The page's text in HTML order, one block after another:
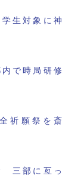
生対象に神
で時局研修
祈願祭を斎
三部に亙っ